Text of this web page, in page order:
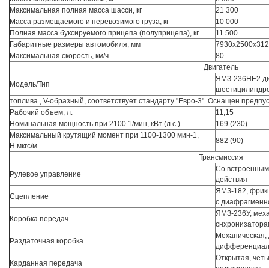
Максимальная полная масса шасси, кг
21 300
Масса размещаемого и перевозимого груза, кг
10 000
Полная масса буксируемого прицепа (полуприцепа), кг
11 500
Габаритные размеры автомобиля, мм
Максимальная скорость, км/ч
80
Двигатель
Модель/Тип
ЯМЗ-236НЕ2
топлива , V-образный, соответствует стандарту "Евро-3". Оснащен
Рабочий объем, л.
11,15
Номинальная мощность при 2100 1/мин, кВт (л.с.)
169 (230)
Максимальный крутящий момент при 1100-1300 мин-1,
Н.мкгс/м
882 (90)
Трансмиссия
Рулевое управление
Со встроенным
действия
Сцепление
ЯМЗ-182,
с
Коробка передач
ЯМЗ-236У,
Раздаточная коробка
Карданная передача
Открытая,